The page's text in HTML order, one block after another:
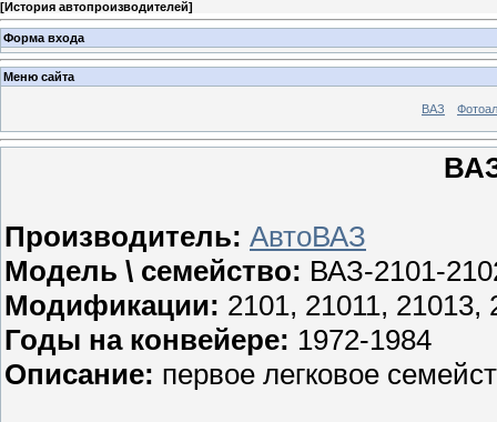
[История автопроизводителей]
Форма входа
Меню сайта
ВАЗ
Производитель: АвтоВАЗ
Модель \ семейство: ВАЗ-2101-
Модификации: 2101, 21011, 21013,
Годы на конвейере: 1972-1984
Описание: первое легковое